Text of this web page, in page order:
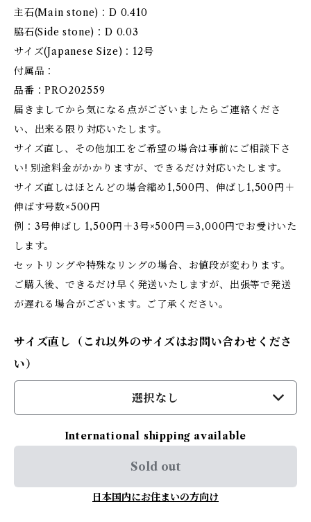
主石(Main stone)：D 0.410
脇石(Side stone)：D 0.03
サイズ(Japanese Size)：12号
付属品：
品番：PRO202559
届きましてから気になる点がございましたらご連絡くださ
い、出来る限り対応いたします。
サイズ直し、その他加工をご希望の場合は事前にご相談下さ
い! 別途料金がかかりますが、できるだけ対応いたします。
サイズ直しはほとんどの場合縮め1,500円、伸ばし1,500円＋
伸ばす号数×500円
例：3号伸ばし 1,500円＋3号×500円＝3,000円でお受けいた
します。
セットリングや特殊なリングの場合、お値段が変わります。
ご購入後、できるだけ早く発送いたしますが、出張等で発送
が遅れる場合がございます。ご了承ください。
サイズ直し（これ以外のサイズはお問い合わせくださ
い）
選択なし
International shipping available
Sold out
日本国内にお住まいの方向け